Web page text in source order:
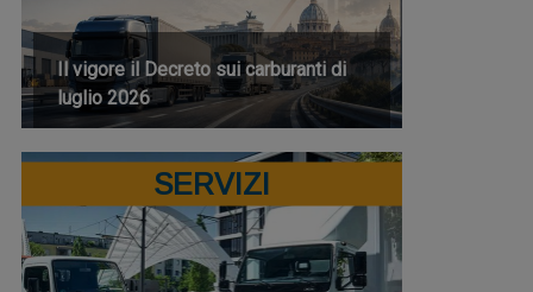
Il vigore il Decreto sui carburanti di
luglio 2026
SERVIZI